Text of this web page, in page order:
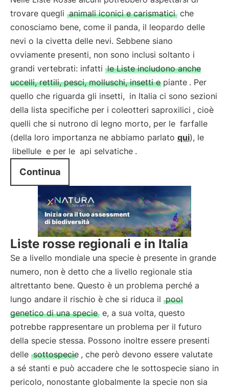
trovare quegli animali iconici e carismatici che
conosciamo bene, come il panda, il leopardo delle
nevi o la civetta delle nevi. Sebbene siano
ovviamente presenti, non sono inclusi soltanto i
grandi vertebrati: infatti le Liste includono anche
uccelli, rettili, pesci, molluschi, insetti e piante . Per
quello che riguarda gli insetti, in Italia ci sono sezioni
della lista specifiche per i coleotteri saproxilici , cioè
quelli che si nutrono di legno morto, per le farfalle
(della loro importanza ne abbiamo parlato qui), le
libellule e per le api selvatiche .
Continua
Liste rosse regionali e in Italia
Se a livello mondiale una specie è presente in grande
numero, non è detto che a livello regionale stia
altrettanto bene. Questo è un problema perché a
lungo andare il rischio è che si riduca il pool
genetico di una specie e, a sua volta, questo
potrebbe rappresentare un problema per il futuro
della specie stessa. Possono inoltre essere presenti
delle sottospecie , che però devono essere valutate
a sé stanti e può accadere che le sottospecie siano in
pericolo, nonostante globalmente la specie non sia